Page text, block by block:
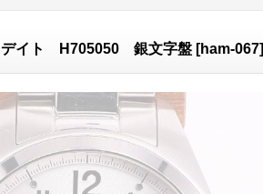
イト H705050 銀文字盤 [ham-067]